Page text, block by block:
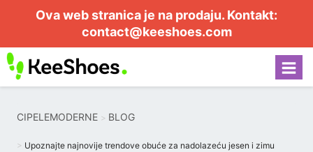
Ova web stranica je na prodaju. Kontakt:
contact@keeshoes.com
CIPELEMODERNE BLOG
Upoznajte najnovije trendove obuće za nadolazeću jesen i zimu